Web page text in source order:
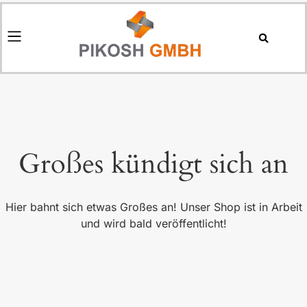
Großes kündigt sich an
Hier bahnt sich etwas Großes an! Unser Shop ist in Arbeit
und wird bald veröffentlicht!